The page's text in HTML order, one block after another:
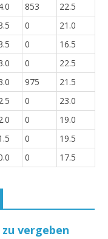
853
22.5
0
21.0
0
16.5
0
22.5
975
21.5
0
23.0
0
19.0
0
19.5
0 17.5
vergeben